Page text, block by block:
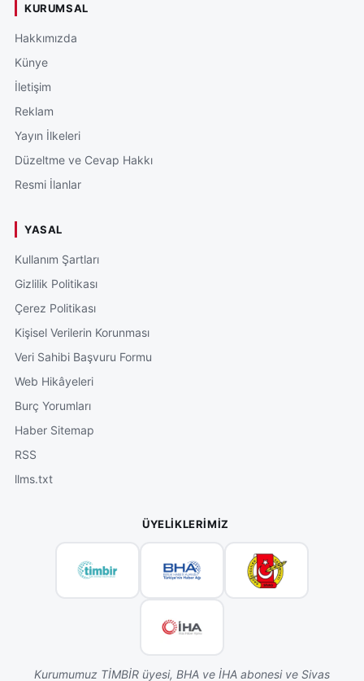
KURUMSAL
Hakkımızda
Künye
İletişim
Reklam
Yayın İlkeleri
Düzeltme ve Cevap Hakkı
Resmi İlanlar
YASAL
Kullanım Şartları
Gizlilik Politikası
Çerez Politikası
Kişisel Verilerin Korunması
Veri Sahibi Başvuru Formu
Web Hikâyeleri
Burç Yorumları
Haber Sitemap
RSS
llms.txt
ÜYELIKLERIMIZ
Kurumumuz TİMBİR üyesi, BHA ve İHA abonesi ve Sivas